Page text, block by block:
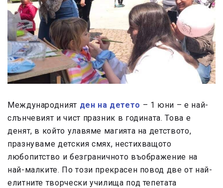
Международният ден на детето – 1 юни – е най-
слънчевият и чист празник в годината. Това е
денят, в който улавяме магията на детството,
празнуваме детския смях, нестихващото
любопитство и безграничното въображение на
най-малките. По този прекрасен повод две от най-
елитните творчески училища под тепетата